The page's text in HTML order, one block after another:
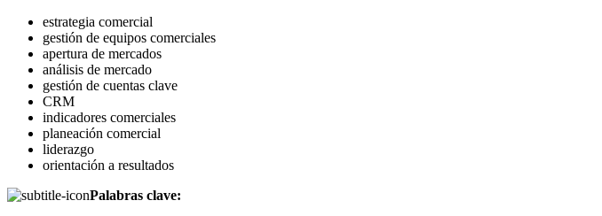
estrategia comercial
gestión de equipos comerciales
apertura de mercados
análisis de mercado
gestión de cuentas clave
CRM
indicadores comerciales
planeación comercial
liderazgo
orientación a resultados
Palabras clave: